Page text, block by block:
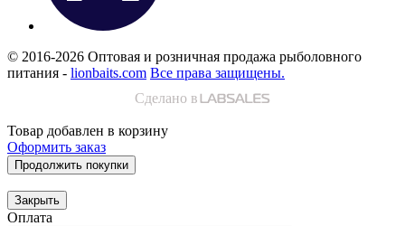
© 2016-2026 Оптовая и розничная продажа рыболовного
питания - lionbaits.com Все права защищены.
Сделано в
Товар добавлен в корзину
Оформить заказ
Продолжить покупки
Закрыть
Оплата